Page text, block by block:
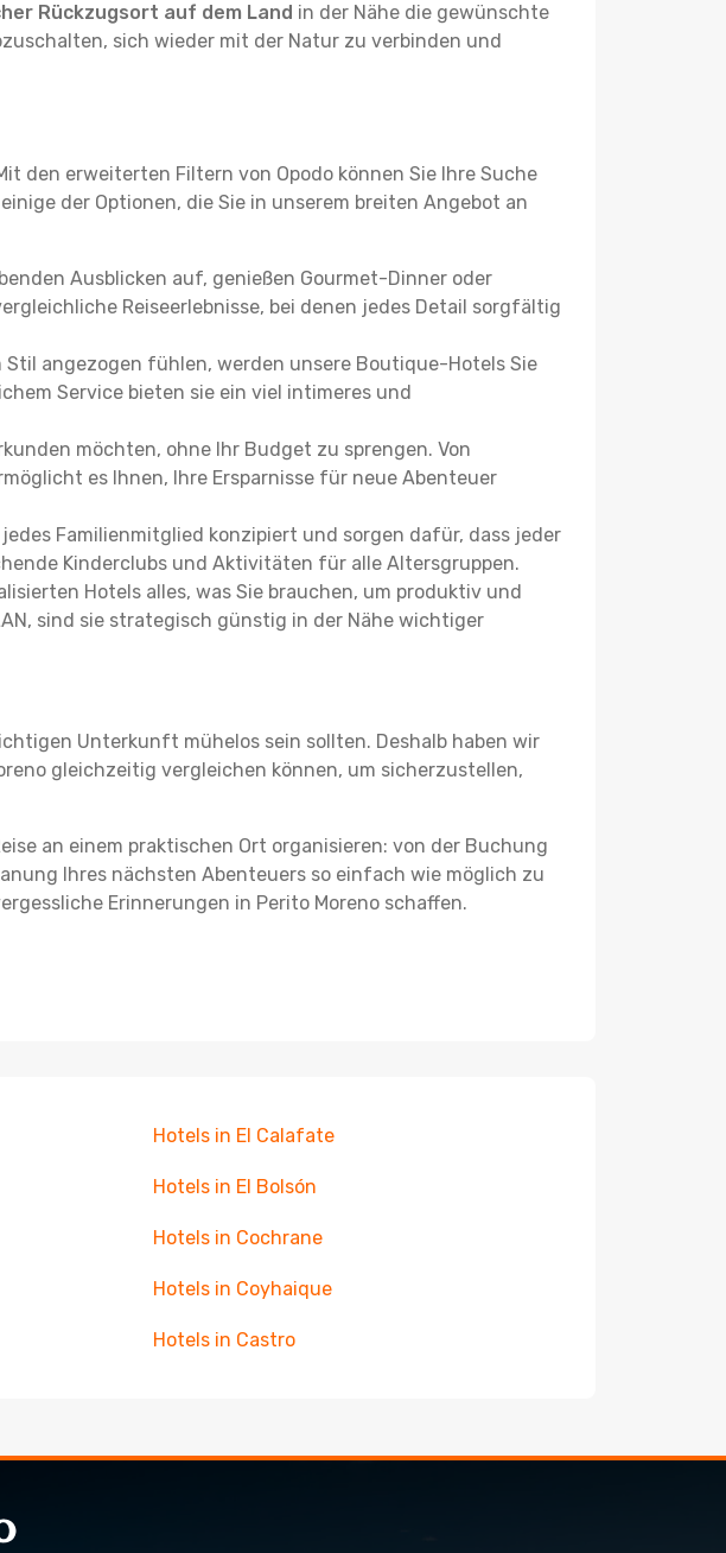
Rückzugsort auf dem Land in der Nähe die gewünschte
sich wieder mit der Natur zu verbinden und
den erweiterten Filtern von Opodo können Sie Ihre Suche
der Optionen, die Sie in unserem breiten Angebot an
Ausblicken auf, genießen Gourmet-Dinner oder
Reiseerlebnisse, bei denen jedes Detail sorgfältig
angezogen fühlen, werden unsere Boutique-Hotels Sie
Service bieten sie ein viel intimeres und
möchten, ohne Ihr Budget zu sprengen. Von
es Ihnen, Ihre Ersparnisse für neue Abenteuer
Familienmitglied konzipiert und sorgen dafür, dass jeder
Kinderclubs und Aktivitäten für alle Altersgruppen.
Hotels alles, was Sie brauchen, um produktiv und
sind sie strategisch günstig in der Nähe wichtiger
Unterkunft mühelos sein sollten. Deshalb haben wir
gleichzeitig vergleichen können, um sicherzustellen,
an einem praktischen Ort organisieren: von der Buchung
Ihres nächsten Abenteuers so einfach wie möglich zu
Erinnerungen in Perito Moreno schaffen.
Hotels in El Calafate
Hotels in El Bolsón
Hotels in Cochrane
Hotels in Coyhaique
Hotels in Castro